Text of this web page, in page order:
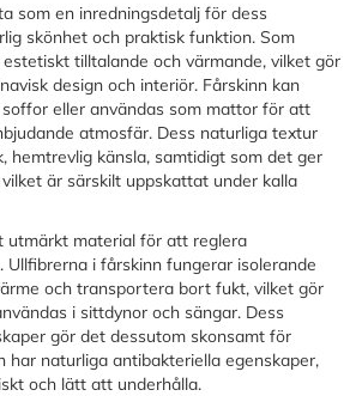
som en inredningsdetalj för dess
skönhet och praktisk funktion. Som
tilltalande och värmande, vilket gör
design och interiör. Fårskinn kan
eller användas som mattor för att
atmosfär. Dess naturliga textur
hemtrevlig känsla, samtidigt som det ger
är särskilt uppskattat under kalla
utmärkt material för att reglera
Ullfibrerna i fårskinn fungerar isolerande
och transportera bort fukt, vilket gör
i sittdynor och sängar. Dess
gör det dessutom skonsamt för
har naturliga antibakteriella egenskaper,
och lätt att underhålla.